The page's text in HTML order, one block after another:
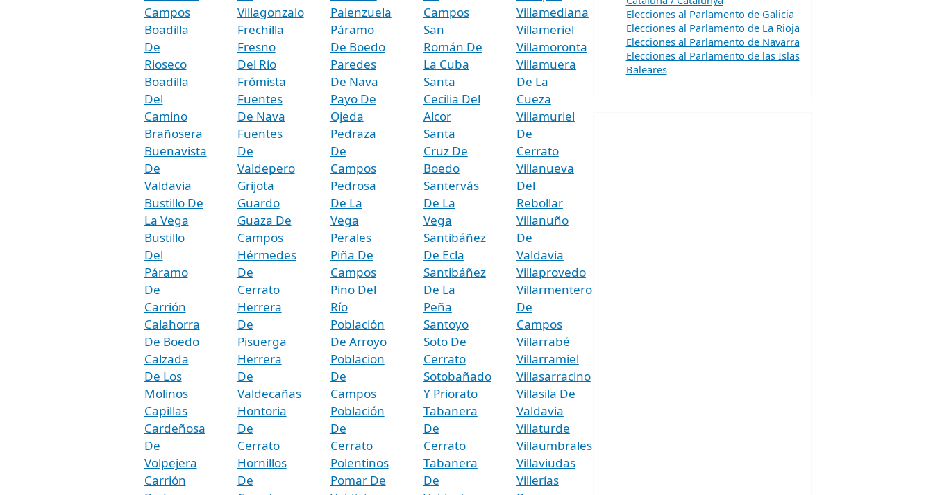
Campos
Boadilla
De
Rioseco
Boadilla
Del
Camino
Brañosera
Buenavista
De
Valdavia
Bustillo De
La Vega
Bustillo
Del
Páramo
De
Carrión
Calahorra
De Boedo
Calzada
De Los
Molinos
Capillas
Cardeñosa
De
Volpejera
Carrión
Villagonzalo
Frechilla
Fresno
Del Río
Frómista
Fuentes
De Nava
Fuentes
De
Valdepero
Grijota
Guardo
Guaza De
Campos
Hérmedes
De
Cerrato
Herrera
De
Pisuerga
Herrera
De
Valdecañas
Hontoria
De
Cerrato
Hornillos
De
Palenzuela
Páramo
De Boedo
Paredes
De Nava
Payo De
Ojeda
Pedraza
De
Campos
Pedrosa
De La
Vega
Perales
Piña De
Campos
Pino Del
Río
Población
De Arroyo
Poblacion
De
Campos
Población
De
Cerrato
Polentinos
Pomar De
Campos
San
Román De
La Cuba
Santa
Cecilia Del
Alcor
Santa
Cruz De
Boedo
Santervás
De La
Vega
Santibáñez
De Ecla
Santibáñez
De La
Peña
Santoyo
Soto De
Cerrato
Sotobañado
Y Priorato
Tabanera
De
Cerrato
Tabanera
De
Villamediana
Villameriel
Villamoronta
Villamuera
De La
Cueza
Villamuriel
De
Cerrato
Villanueva
Del
Rebollar
Villanuño
De
Valdavia
Villaprovedo
Villarmentero
De
Campos
Villarrabé
Villarramiel
Villasarracino
Villasila De
Valdavia
Villaturde
Villaumbrales
Villaviudas
Villerías
Elecciones al Parlamento de Galicia
Elecciones al Parlamento de La Rioja
Elecciones al Parlamento de Navarra
Elecciones al Parlamento de las Islas
Baleares